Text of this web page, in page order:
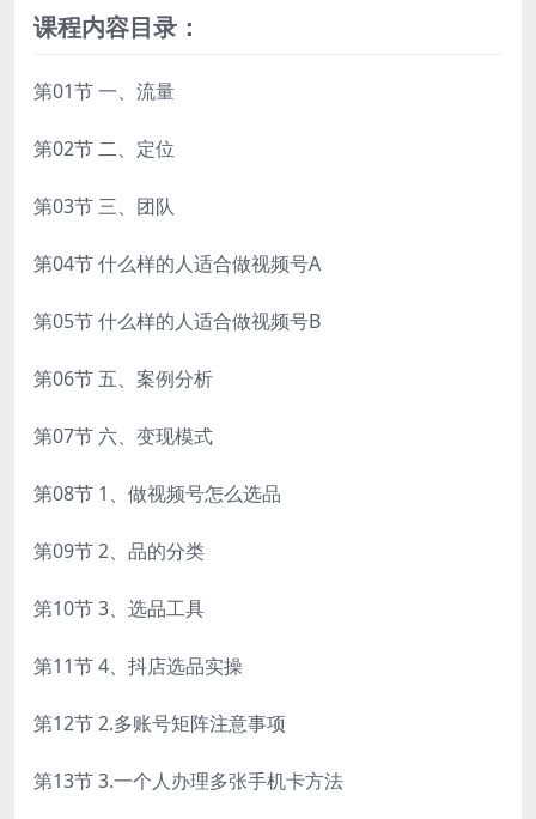
课程内容目录：
第01节 一、流量
第02节 二、定位
第03节 三、团队
第04节 什么样的人适合做视频号A
第05节 什么样的人适合做视频号B
第06节 五、案例分析
第07节 六、变现模式
第08节 1、做视频号怎么选品
第09节 2、品的分类
第10节 3、选品工具
第11节 4、抖店选品实操
第12节 2.多账号矩阵注意事项
第13节 3.一个人办理多张手机卡方法